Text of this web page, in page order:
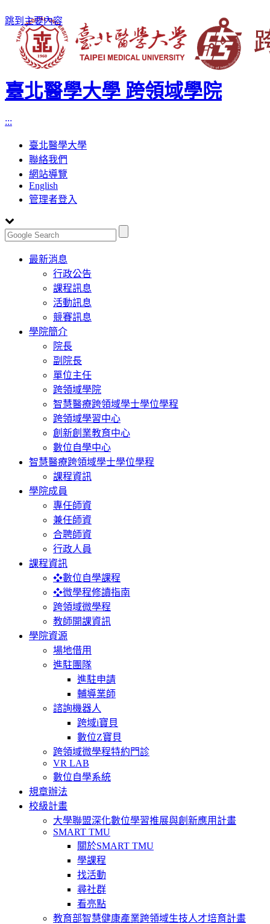
跳到主要內容
臺北醫學大學 跨領域學院
:::
臺北醫學大學
聯絡我們
網站導覽
English
管理者登入
Toggle
navigation
最新消息
行政公告
課程訊息
活動訊息
競賽訊息
學院簡介
院長
副院長
單位主任
跨領域學院
智慧醫療跨領域學士學位學程
跨領域學習中心
創新創業教育中心
數位自學中心
智慧醫療跨領域學士學位學程
課程資訊
學院成員
專任師資
兼任師資
合聘師資
行政人員
課程資訊
❖數位自學課程
❖微學程修讀指南
跨領域微學程
教師開課資訊
學院資源
場地借用
進駐團隊
進駐申請
輔導業師
諮詢機器人
跨域i寶貝
數位Z寶貝
跨領域微學程特約門診
VR LAB
數位自學系統
規章辦法
校級計畫
大學聯盟深化數位學習推展與創新應用計畫
SMART TMU
關於SMART TMU
學課程
找活動
尋社群
看亮點
教育部智慧健康產業跨領域生技人才培育計畫